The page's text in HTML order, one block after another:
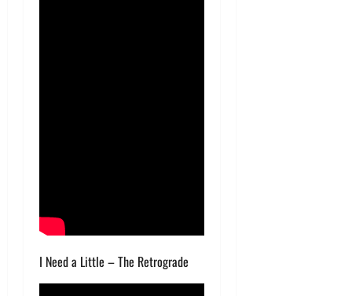
I Need a Little – The Retrograde